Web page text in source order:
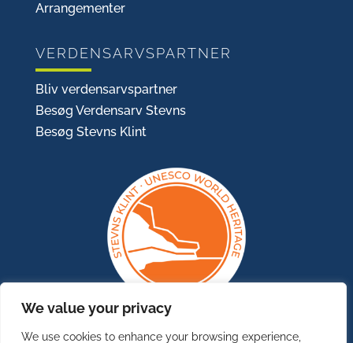
We value your privacy
We use cookies to enhance your browsing experience,
Arrangementer
VERDENSARVSPARTNER
Bliv verdensarvspartner
Besøg Verdensarv Stevns
Besøg Stevns Klint